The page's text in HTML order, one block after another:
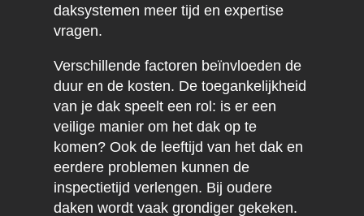
daksystemen meer tijd en expertise
vragen.
Verschillende factoren beïnvloeden de
duur en de kosten. De toegankelijkheid
van je dak speelt een rol: is er een
veilige manier om het dak op te
komen? Ook de leeftijd van het dak en
eerdere problemen kunnen de
inspectietijd verlengen. Bij oudere
daken wordt vaak grondiger gekeken.